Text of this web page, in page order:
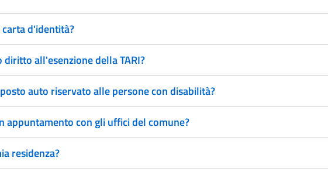
d'identità?
diritto all'esenzione della TARI?
auto riservato alle persone con disabilità?
appuntamento con gli uffici del comune?
residenza?